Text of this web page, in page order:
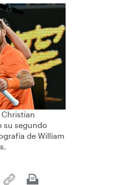
Christian
su segundo
de William